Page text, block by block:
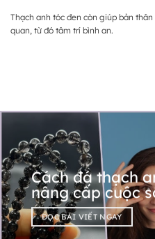
Thạch anh tóc đen còn giúp bản
quan, từ đó tâm trí bình an.
Cách đá thạch
nâng cấp cuộc
ĐỌC BÀI VIẾT NGAY